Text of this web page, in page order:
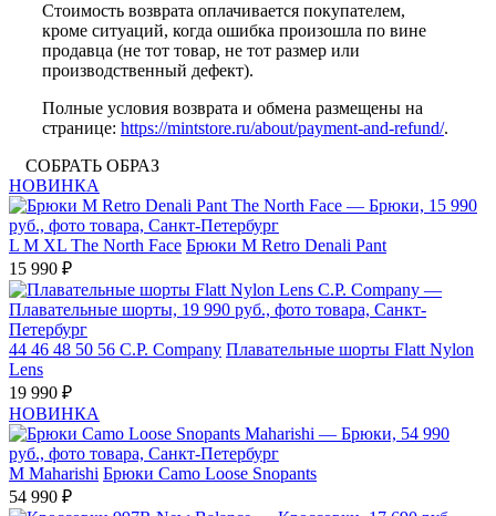
Стоимость возврата оплачивается покупателем,
кроме ситуаций, когда ошибка произошла по вине
продавца (не тот товар, не тот размер или
производственный дефект).
Полные условия возврата и обмена размещены на
странице: https://mintstore.ru/about/payment-and-refund/.
СОБРАТЬ ОБРАЗ
НОВИНКА
L M XL The North Face Брюки M Retro Denali Pant
15 990 ₽
44 46 48 50 56 C.P. Company Плавательные шорты Flatt Nylon
Lens
19 990 ₽
НОВИНКА
M Maharishi Брюки Camo Loose Snopants
54 990 ₽